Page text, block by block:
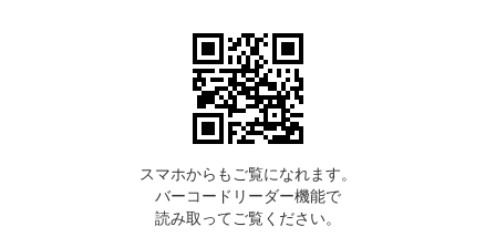
スマホからもご覧になれます。
バーコードリーダー機能で
読み取ってご覧ください。